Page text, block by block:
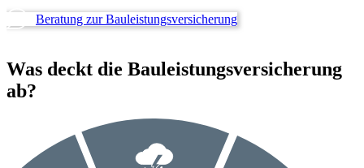
Beratung zur Bauleistungsversicherung
Was deckt die Bauleistungsversicherung
ab?